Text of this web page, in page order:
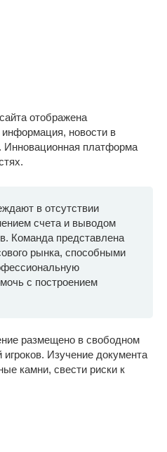
отображена
новости в
Инновационная платформа
в отсутствии
счета и выводом
Команда представлена
рынка, способными
с построением
размещено в свободном
игроков. Изучение документа
камни, свести риски к